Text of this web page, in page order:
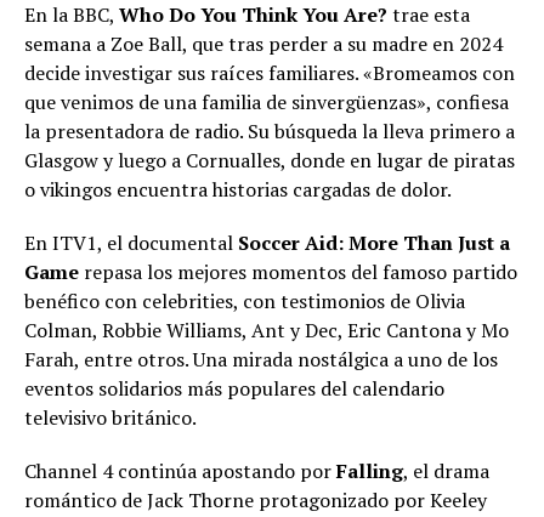
En la BBC, Who Do You Think You Are? trae esta
semana a Zoe Ball, que tras perder a su madre en 2024
decide investigar sus raíces familiares. «Bromeamos con
que venimos de una familia de sinvergüenzas», confiesa
la presentadora de radio. Su búsqueda la lleva primero a
Glasgow y luego a Cornualles, donde en lugar de piratas
o vikingos encuentra historias cargadas de dolor.
En ITV1, el documental Soccer Aid: More Than Just a
Game repasa los mejores momentos del famoso partido
benéfico con celebrities, con testimonios de Olivia
Colman, Robbie Williams, Ant y Dec, Eric Cantona y Mo
Farah, entre otros. Una mirada nostálgica a uno de los
eventos solidarios más populares del calendario
televisivo británico.
Channel 4 continúa apostando porFalling, el drama
romántico de Jack Thorne protagonizado por Keeley